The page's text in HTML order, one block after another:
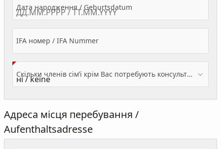
Дата народження / Geburtsdatum
IFA номер / IFA Nummer
Скільки членів сім’ї крім Вас потребують консультації? / Wieviele Familienmitglieder brauchen Beratung - zusätzlich zu Ihnen?
Адреса місця перебування /
Aufenthaltsadresse